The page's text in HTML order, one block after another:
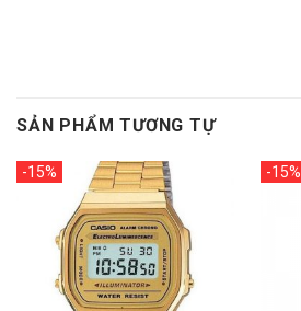
SẢN PHẨM TƯƠNG TỰ
-15% -15%